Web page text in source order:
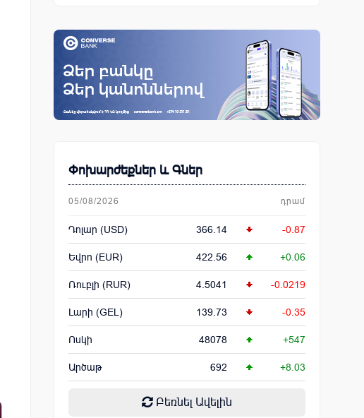
Փոխարժեքներ և Գներ
05/08/2026 դրամ
Դոլար (USD) 366.14 -0.87
Եվրո (EUR) 422.56 +0.06
Ռուբլի (RUR) 4.5041 -0.0219
Լարի (GEL) 139.73 -0.35
Ոսկի 48078 +547
Արծաթ 692 +8.03
Բեռնել Ավելին